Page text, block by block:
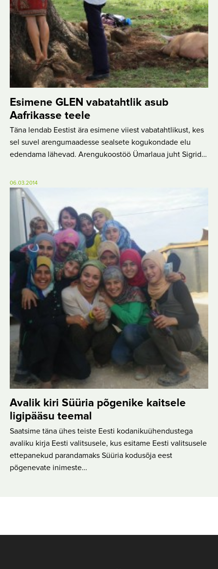
Esimene GLEN vabatahtlik asub
Aafrikasse teele
Täna lendab Eestist ära esimene viiest vabatahtlikust, kes
sel suvel arengumaadesse sealsete kogukondade elu
edendama lähevad. Arengukoostöö Ümarlaua juht Sigrid…
06.03.2014
Avalik kiri Süüria põgenike kaitsele
ligipääsu teemal
Saatsime täna ühes teiste Eesti kodanikuühendustega
avaliku kirja Eesti valitsusele, kus esitame Eesti valitsusele
ettepanekud parandamaks Süüria kodusõja eest
põgenevate inimeste…